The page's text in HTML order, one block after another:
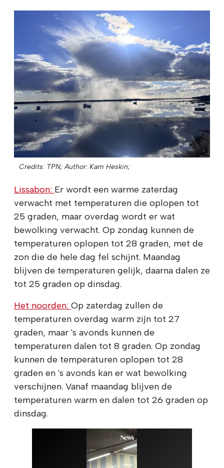
Credits: TPN; Author: Kam Heskin;
Lissabon: Er wordt een warme zaterdag
verwacht met temperaturen die oplopen tot
25 graden, maar overdag wordt er wat
bewolking verwacht. Op zondag kunnen de
temperaturen oplopen tot 28 graden, met de
zon die de hele dag fel schijnt. Maandag
blijven de temperaturen gelijk, daarna dalen ze
tot 25 graden op dinsdag.
Het noorden: Op zaterdag zullen de
temperaturen overdag warm zijn tot 27
graden, maar 's avonds kunnen de
temperaturen dalen tot 8 graden. Op zondag
kunnen de temperaturen oplopen tot 28
graden en 's avonds kan er wat bewolking
verschijnen. Vanaf maandag blijven de
temperaturen warm en dalen tot 26 graden op
dinsdag.